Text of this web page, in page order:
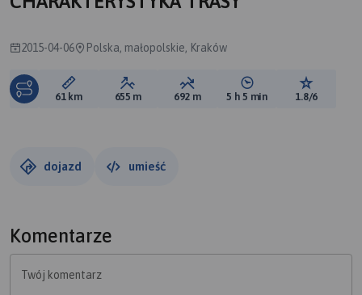
2015-04-06 Polska, małopolskie, Kraków
Długość trasy:
61 km Suma przewyższeń:
655 m Suma spadków:
692 m Średni czas potrzebny
5 h 5 min Ocena
1.8/6
dojazd umieść
Komentarze
Twój komentarz